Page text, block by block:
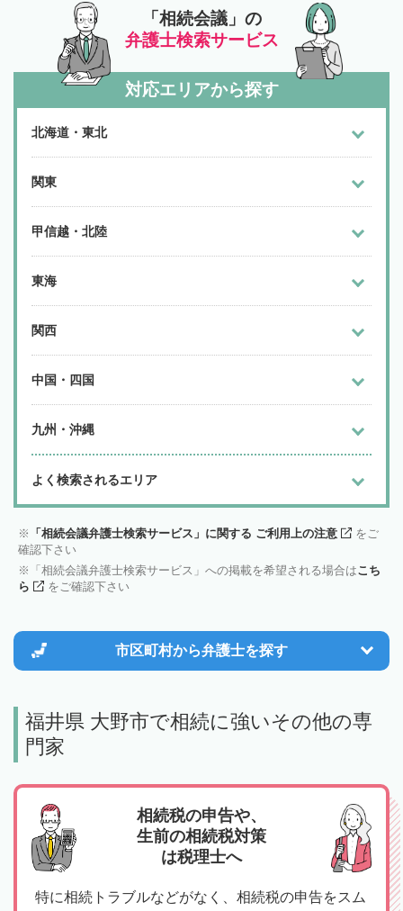
「相続会議」の
弁護士検索サービス
対応エリアから探す
北海道・東北
関東
甲信越・北陸
東海
関西
中国・四国
九州・沖縄
よく検索されるエリア
「相続会議弁護士検索サービス」に関する ご利用上の注意
をご
確認下さい
「相続会議弁護士検索サービス」への掲載を希望される場合はこち
ら
をご確認下さい
市区町村から弁護士を探す
福井県 大野市で相続に強いその他の専
門家
相続税の申告や、
生前の相続税対策
は税理士へ
特に相続トラブルなどがなく、相続税の申告をスム